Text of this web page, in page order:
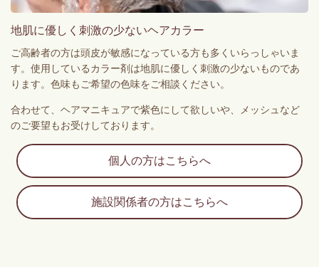
地肌に優しく刺激の少ないヘアカラー
ご高齢者の方は頭皮が敏感になっている方も多くいらっしゃいま
す。使用しているカラー剤は地肌に優しく刺激の少ないものであ
ります。色味もご希望の色味をご相談ください。
合わせて、ヘアマニキュアで紫色にして欲しいや、メッシュなど
のご要望もお受けしております。
個人の方はこちらへ
施設関係者の方はこちらへ